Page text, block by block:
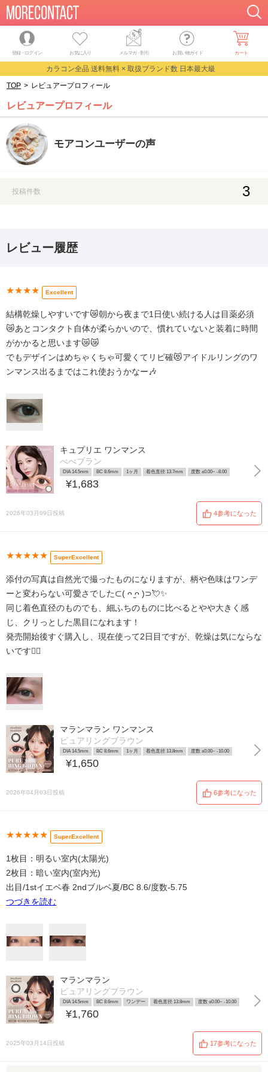
登録・ログイン お気に入り メルマガ・割引 お買い物ガイド カート
カラコン全品 送料無料 × 取扱ブランド数 日本最大級
TOP > レビュアープロフィール
レビュアープロフィール
モアコンユーザーの声
投稿件数 3
レビュー履歴
★★★★ Excellent
結構乾燥しやすいです😿朝から夜まで1日使い続ける人は目薬必須
😿あとコンタクト自体が柔らかいので、慣れていないと装着に時間
がかかると思います😿😿
でもデザインはめちゃくちゃ可愛くてリピ確😻アイドルリングのワ
ンマンス出るまではこれ使おうかなー🎶
キュプリエ ワンマンス
べべブラン
DIA 14.5mm BC 8.6mm 1ヶ月 着色直径 13.7mm 度数 ±0.00~ -8.00
¥1,683
2026年03月09日投稿 4参考になった
★★★★★ SuperExcellent
添付の写真は自然光で撮ったものになりますが、柄や色味はワンデ
ーと変わらない可愛さでした⊂( ᴖ ̫ᴖ )⊃💘✨️
同じ着色直径のものでも、細ふちのものに比べるとやや大きく感
じ、クリっとした黒目になれます！
発売開始後すぐ購入し、現在使って2日目ですが、乾燥は気にならな
いです👍🏻
マランマラン ワンマンス
ピュアリングブラウン
DIA 14.5mm BC 8.6mm 1ヶ月 着色直径 13.8mm 度数 ±0.00~ -10.00
¥1,650
2026年04月03日投稿 6参考になった
★★★★★ SuperExcellent
1枚目：明るい室内(太陽光)
2枚目：暗い室内(室内光)
出目/1stイエベ春 2ndブルベ夏/BC 8.6/度数-5.75
つづきを読む
マランマラン
ピュアリングブラウン
DIA 14.5mm BC 8.6mm ワンデー 着色直径 13.8mm 度数 ±0.00~ -10.00
¥1,760
2025年03月14日投稿 17参考になった